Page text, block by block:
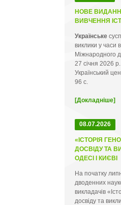
НОВЕ
ВИВЧЕННЯ
Українське
виклики у часи
Міжнародного
27 січня 2026
Український
96 с.
[Докладніше]
08.07.2026
«ІСТОРІЯ
ДОСВІДУ ТА
ОДЕСІ І КИЄВІ
На початку
дводенних
викладачів
досвіду та